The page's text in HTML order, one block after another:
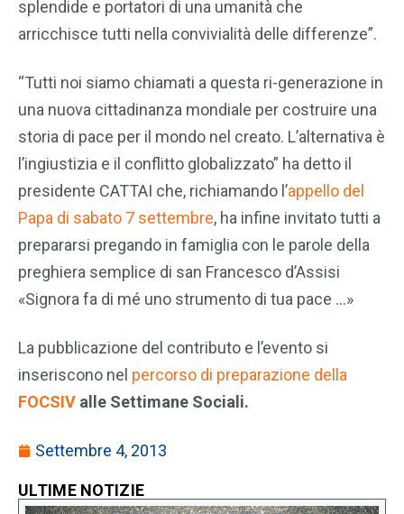
splendide e portatori di una umanità che
arricchisce tutti nella convivialità delle differenze”.
“Tutti noi siamo chiamati a questa ri-generazione in
una nuova cittadinanza mondiale per costruire una
storia di pace per il mondo nel creato. L’alternativa è
l’ingiustizia e il conflitto globalizzato” ha detto il
presidente CATTAI che, richiamando l’appello del
Papa di sabato 7 settembre, ha infine invitato tutti a
prepararsi pregando in famiglia con le parole della
preghiera semplice di san Francesco d’Assisi
«Signora fa di mé uno strumento di tua pace …»
La pubblicazione del contributo e l’evento si
inseriscono nel percorso di preparazione della
FOCSIV alle Settimane Sociali.
Settembre 4, 2013
ULTIME NOTIZIE